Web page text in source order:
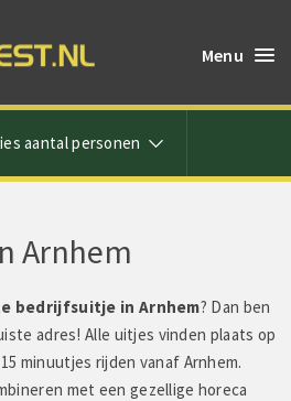
Menu
aantal personen
Arnhem
bedrijfsuitje in Arnhem? Dan ben
adres! Alle uitjes vinden plaats op
minuutjes rijden vanaf Arnhem.
met een gezellige horeca